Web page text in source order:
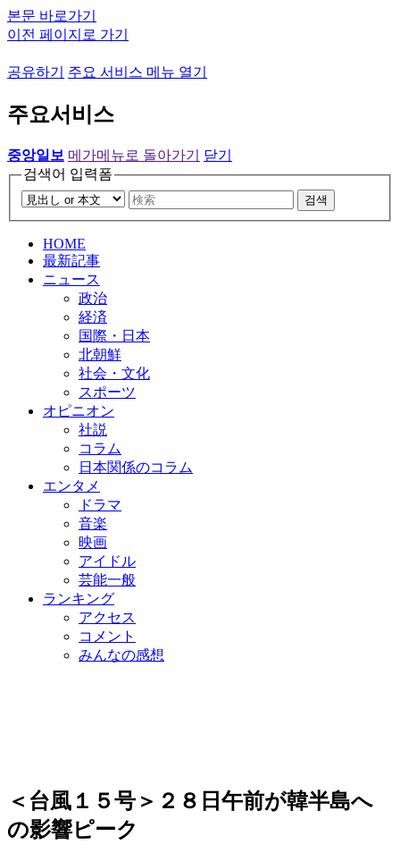
본문 바로가기
이전 페이지로 가기
공유하기 주요 서비스 메뉴 열기
주요서비스
중앙일보 메가메뉴로 돌아가기
닫기
검색어 입력폼
검색
HOME
最新記事
ニュース
政治
経済
国際・日本
北朝鮮
社会・文化
スポーツ
オピニオン
社説
コラム
日本関係のコラム
エンタメ
ドラマ
音楽
映画
アイドル
芸能一般
ランキング
アクセス
コメント
みんなの感想
＜台風１５号＞２８日午前が韓半島へ
の影響ピーク